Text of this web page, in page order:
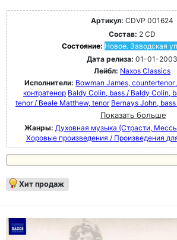
Артикул: CDVP 001624
Состав: 2 CD
Состояние: Новое. Заводская
Дата релиза: 01-01-2003
Лейбл: Naxos Classics
Исполнители: Bowman James,
контратенор Baldy Colin, bass / Baldy Colin,
tenor / Beale Matthew, tenor Bernays John,
Показать больше
Жанры: Духовная музыка (Страсти,
Хоровые произведения / Произведения
Хит продаж